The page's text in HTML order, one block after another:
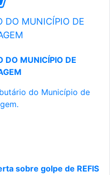
DO MUNICÍPIO DE
DO MUNICÍPIO DE
do Município de
sobre golpe de REFIS